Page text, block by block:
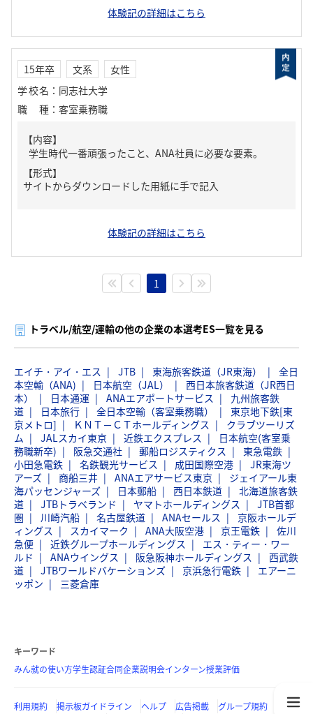
体験記の詳細はこちら
15年卒 文系
女性
学校名 ： 同志社大学
職種 ： 客室乗務職
【内容】
学生時代一番頑張ったこと、ANA社員に必要な要素。
【形式】
サイトからダウンロードした用紙に手で記入
体験記の詳細はこちら
1
トラベル/航空/運輸の他の企業の本選考ES一覧を見る
エイチ・アイ・エス JTB 東海旅客鉄道（JR東海）
全日
本空輸（ANA)
日本航空（JAL）
西日本旅客鉄道（JR西日
本）
日本通運 ANAエアポートサービス
九州旅客鉄
道
日本旅行 全日本空輸（客室乗務職）
東京地下鉄[東
京メトロ]
ＫＮＴ－ＣＴホールディングス
クラブツーリズ
ム
JALスカイ東京 近鉄エクスプレス
日本航空(客室乗
務職新卒)
阪急交通社 郵船ロジスティクス
東急電鉄
小田急電鉄
名鉄観光サービス 成田国際空港
JR東海ツ
アーズ
商船三井 ANAエアサービス東京
ジェイアール東
海パッセンジャーズ
日本郵船 西日本鉄道
北海道旅客鉄
道
JTBトラベランド ヤマトホールディングス
JTB首都
圏
川崎汽船 名古屋鉄道 ANAセールス
京阪ホールデ
ィングス
スカイマーク ANA大阪空港 京王電鉄
佐川
急便
近鉄グループホールディングス
エス・ティー・ワー
ルド
ANAウイングス 阪急阪神ホールディングス
西武鉄
道
JTBワールドバケーションズ 京浜急行電鉄
エアーニ
ッポン
三菱倉庫
キーワード
みん就の使い方学生認証合同企業説明会インターン授業評価
利用規約 掲示板ガイドライン ヘルプ 広告掲載 グループ規約